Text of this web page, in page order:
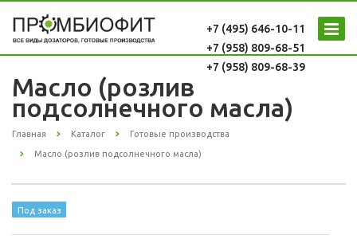
+7 (495) 646-10-11
+7 (958) 809-68-51
+7 (958) 809-68-39
Масло (розлив
подсолнечного масла)
Главная Каталог Готовые производства
Масло (розлив подсолнечного масла)
Под заказ